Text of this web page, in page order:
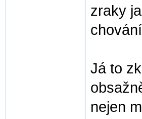
zraky
Já to
nejen